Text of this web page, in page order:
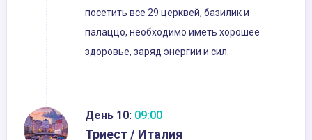
посетить все 29 церквей, базилик и
палаццо, необходимо иметь хорошее
здоровье, заряд энергии и сил.
День 10: 09:00
Триест / Италия